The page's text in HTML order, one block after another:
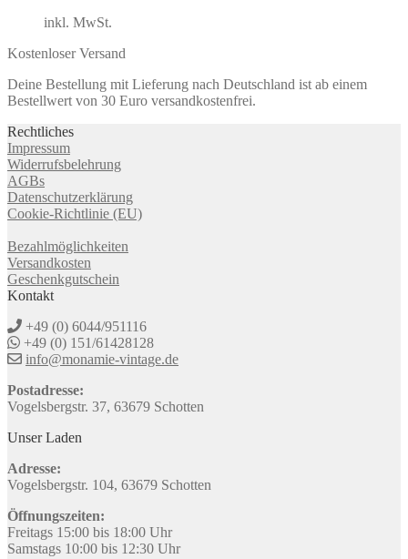
inkl. MwSt.
Kostenloser Versand
Deine Bestellung mit Lieferung nach Deutschland ist ab einem
Bestellwert von 30 Euro versandkostenfrei.
Rechtliches
Impressum
Widerrufsbelehrung
AGBs
Datenschutzerklärung
Cookie-Richtlinie (EU)
Bezahlmöglichkeiten
Versandkosten
Geschenkgutschein
Kontakt
+49 (0) 6044/951116
+49 (0) 151/61428128
info@monamie-vintage.de
Postadresse:
Vogelsbergstr. 37, 63679 Schotten
Unser Laden
Adresse:
Vogelsbergstr. 104, 63679 Schotten
Öffnungszeiten:
Freitags 15:00 bis 18:00 Uhr
Samstags 10:00 bis 12:30 Uhr